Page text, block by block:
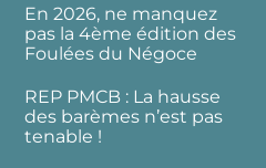
En 2026, ne manquez
pas la 4ème édition des
Foulées du Négoce
REP PMCB : La hausse
des barèmes n’est pas
tenable !